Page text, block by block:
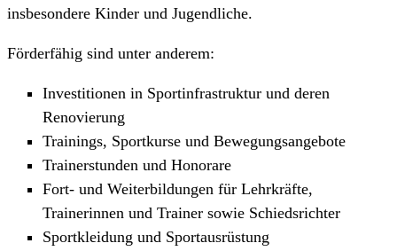
insbesondere Kinder und Jugendliche.
Förderfähig sind unter anderem:
Investitionen in Sportinfrastruktur und deren
Renovierung
Trainings, Sportkurse und Bewegungsangebote
Trainerstunden und Honorare
Fort- und Weiterbildungen für Lehrkräfte,
Trainerinnen und Trainer sowie Schiedsrichter
Sportkleidung und Sportausrüstung